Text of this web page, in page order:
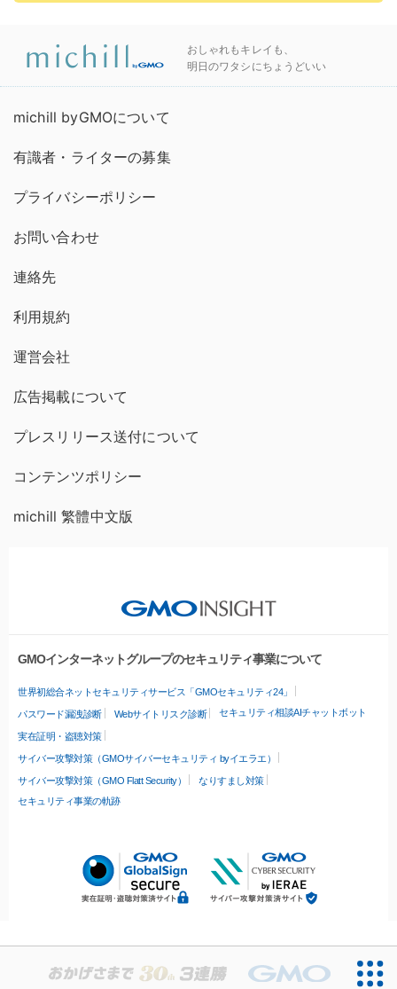
おしゃれもキレイも、
明日のワタシにちょうどいい
michill byGMOについて
有識者・ライターの募集
プライバシーポリシー
お問い合わせ
連絡先
利用規約
運営会社
広告掲載について
プレスリリース送付について
コンテンツポリシー
michill 繁體中文版
GMOインターネットグループのセキュリティ事業について
世界初総合ネットセキュリティサービス「GMOセキュリティ24」
パスワード漏洩診断 Webサイトリスク診断 セキュリティ相談AIチャットボット
実在証明・盗聴対策
サイバー攻撃対策（GMOサイバーセキュリティ byイエラエ）
サイバー攻撃対策（GMO Flatt Security）
なりすまし対策
セキュリティ事業の軌跡